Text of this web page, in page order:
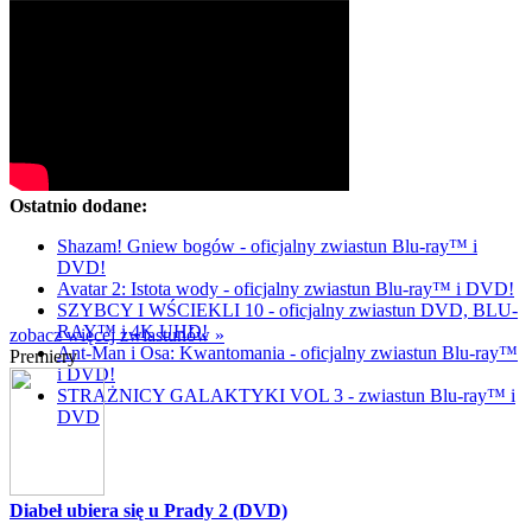
Ostatnio dodane:
Shazam! Gniew bogów - oficjalny zwiastun Blu-ray™ i
DVD!
Avatar 2: Istota wody - oficjalny zwiastun Blu-ray™ i DVD!
SZYBCY I WŚCIEKLI 10 - oficjalny zwiastun DVD, BLU-
RAY™ i 4K UHD!
Ant-Man i Osa: Kwantomania - oficjalny zwiastun Blu-ray™
i DVD!
STRAŻNICY GALAKTYKI VOL 3 - zwiastun Blu-ray™ i
DVD
zobacz więcej zwiastunów »
Premiery
Diabeł ubiera się u Prady 2 (DVD)